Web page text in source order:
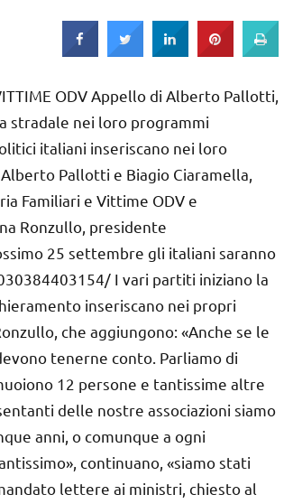
VITTIME ODV Appello di Alberto Pallotti,
stradale nei loro programmi
italiani inseriscano nei loro
Pallotti e Biagio Ciaramella,
Familiari e Vittime ODV e
Ronzullo, presidente
25 settembre gli italiani saranno
I vari partiti iniziano la
inseriscano nei propri
che aggiungono: «Anche se le
tenerne conto. Parliamo di
12 persone e tantissime altre
delle nostre associazioni siamo
anni, o comunque a ogni
continuano, «siamo stati
lettere ai ministri, chiesto al